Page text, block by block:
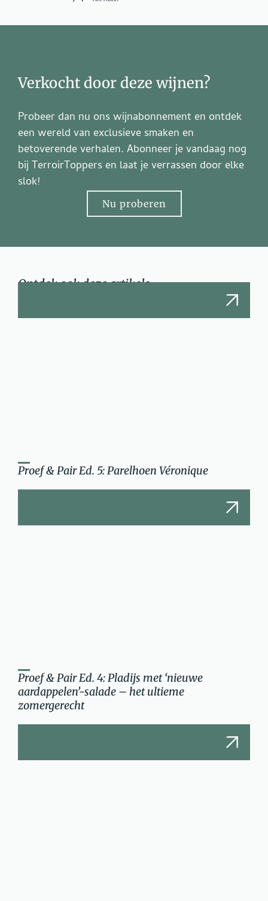
Verkocht door deze wijnen?
Probeer dan nu ons wijnabonnement en ontdek
een wereld van exclusieve smaken en
betoverende verhalen. Abonneer je vandaag nog
bij TerroirToppers en laat je verrassen door elke
slok!
Nu proberen
Ontdek ook deze artikels
Proef & Pair Ed. 5: Parelhoen Véronique
Proef & Pair Ed. 4: Pladijs met ‘nieuwe
aardappelen’-salade – het ultieme
zomergerecht